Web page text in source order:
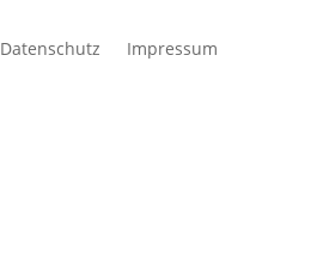
Datenschutz Impressum